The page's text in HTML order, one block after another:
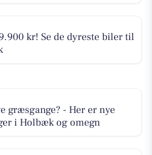
kr! Se de dyreste biler til
græsgange? - Her er nye
i Holbæk og omegn